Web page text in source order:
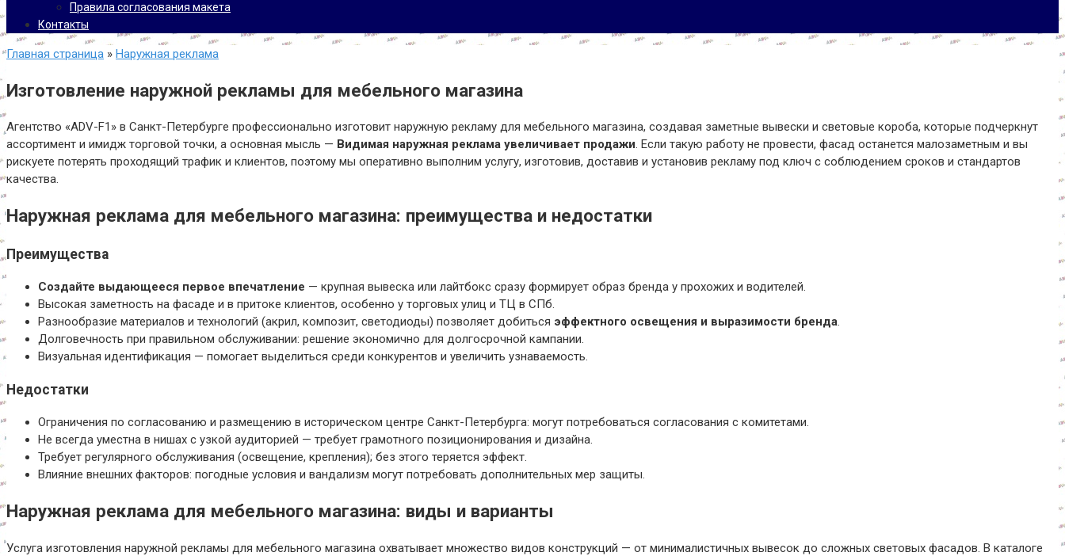
Правила согласования макета
Контакты
Главная страница » Наружная реклама
Изготовление наружной рекламы для мебельного магазина
Агентство «ADV-F1» в Санкт-Петербурге профессионально изготовит наружную рекламу для мебельного магазина, создавая заметные вывески и световые короба, которые подчеркнут
ассортимент и имидж торговой точки, а основная мысль — Видимая наружная реклама увеличивает продажи. Если такую работу не провести, фасад останется малозаметным и вы
рискуете потерять проходящий трафик и клиентов, поэтому мы оперативно выполним услугу, изготовив, доставив и установив рекламу под ключ с соблюдением сроков и стандартов
качества.
Наружная реклама для мебельного магазина: преимущества и недостатки
Преимущества
Создайте выдающееся первое впечатление — крупная вывеска или лайтбокс сразу формирует образ бренда у прохожих и водителей.
Высокая заметность на фасаде и в притоке клиентов, особенно у торговых улиц и ТЦ в СПб.
Разнообразие материалов и технологий (акрил, композит, светодиоды) позволяет добиться эффектного освещения и выразимости бренда.
Долговечность при правильном обслуживании: решение экономично для долгосрочной кампании.
Визуальная идентификация — помогает выделиться среди конкурентов и увеличить узнаваемость.
Недостатки
Ограничения по согласованию и размещению в историческом центре Санкт-Петербурга: могут потребоваться согласования с комитетами.
Не всегда уместна в нишах с узкой аудиторией — требует грамотного позиционирования и дизайна.
Требует регулярного обслуживания (освещение, крепления); без этого теряется эффект.
Влияние внешних факторов: погодные условия и вандализм могут потребовать дополнительных мер защиты.
Наружная реклама для мебельного магазина: виды и варианты
Услуга изготовления наружной рекламы для мебельного магазина охватывает множество видов конструкций — от минималистичных вывесок до сложных световых фасадов. В каталоге